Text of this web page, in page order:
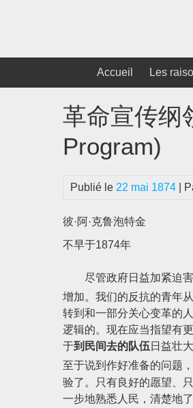
Accueil Les
革命宣传纲
Program)
Publié le 22 mai 1874 |
彼·阿·克鲁泡特金
不早于1874年
尽管政府日益加紧迫害
增加。我们的反抗的青年
转到和一部分关心变革的
逻辑的。现在应当指望有
于到民间去的队伍 日益壮
至于说到作好准备的问题
验了。只有良好的愿望、
一步地熟悉人民，清楚地